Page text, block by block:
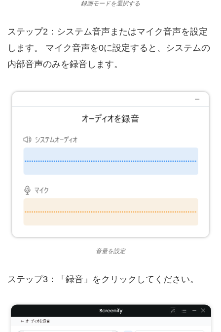
録画モードを選択する
ステップ2：システム音声またはマイク音声を設定
します。 マイク音声を0に設定すると、システムの
内部音声のみを録音します。
音量を設定
ステップ3：「録音」をクリックしてください。